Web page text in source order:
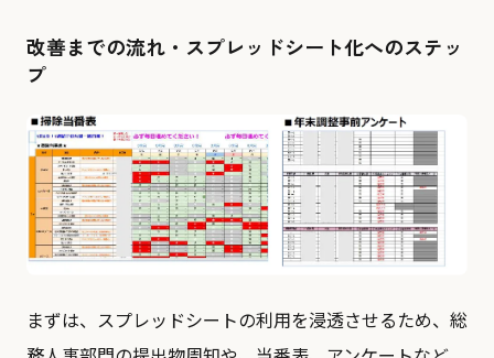
改善までの流れ・スプレッドシート化へのステッ
プ
まずは、スプレッドシートの利用を浸透させるため、総